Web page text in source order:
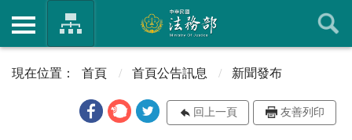
首頁 首頁公告訊息 新聞發布
回上一頁 友善列印